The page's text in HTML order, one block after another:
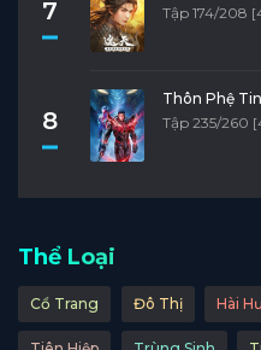
7
Tập 174/208
8
Thôn Phệ
Tập 235/260
Thể Loại
Cổ Trang Đô Thị Hài